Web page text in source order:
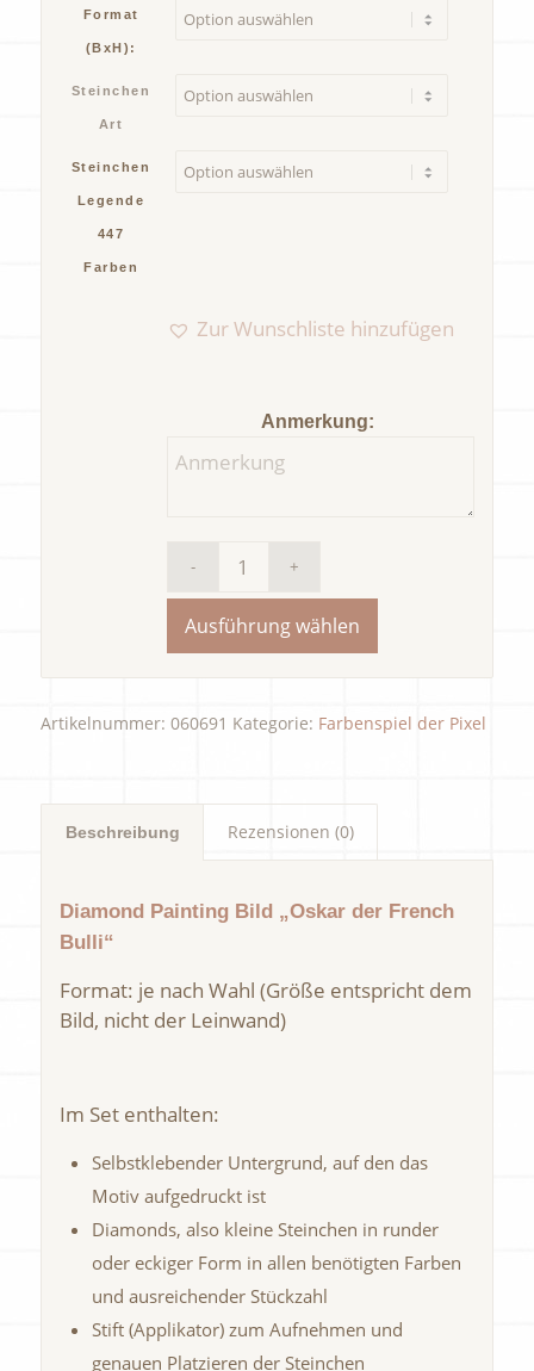
Format
(BxH):
Steinchen
Art
Steinchen
Legende
447
Farben
Zur Wunschliste hinzufügen
Anmerkung:
Ausführung wählen
Artikelnummer: 060691 Kategorie: Farbenspiel der Pixel
Beschreibung Rezensionen (0)
Diamond Painting Bild „Oskar der French
Bulli“
Format: je nach Wahl (Größe entspricht dem
Bild, nicht der Leinwand)
Im Set enthalten:
Selbstklebender Untergrund, auf den das
Motiv aufgedruckt ist
Diamonds, also kleine Steinchen in runder
oder eckiger Form in allen benötigten Farben
und ausreichender Stückzahl
Stift (Applikator) zum Aufnehmen und
genauen Platzieren der Steinchen